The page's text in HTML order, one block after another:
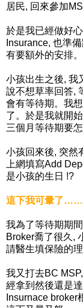
居民, 回來參加
於是我已經做好
Insurance, 也準
有要額外的安排。
小孩出生之後, 我
說不想草率回答,
會有等待期。我
了。於是我就開
三個月等待期要
小孩回來後, 突然
上網填寫Add
是小孩的生日 !?
這下我可暈了……
我為了等待期期
Broker喬了很久,
請醫生填保險的
我又打去BC
經拿到然後還是
Insurnace